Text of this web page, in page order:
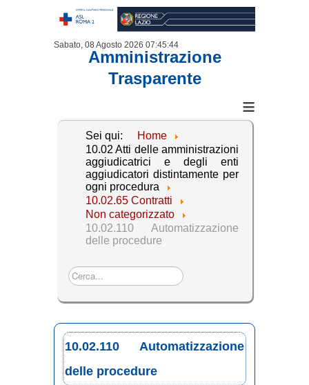
Sabato, 08 Agosto 2026 07:45:45
Amministrazione
Trasparente
≡
Sei qui:
Home
10.02 Atti delle amministrazioni
aggiudicatrici e degli enti
aggiudicatori distintamente per
ogni procedura
10.02.65 Contratti
Non categorizzato
10.02.110 Automatizzazione
delle procedure
Cerca...
10.02.110 Automatizzazione
delle procedure